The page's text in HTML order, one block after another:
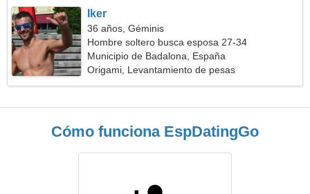
Iker
36 años, Géminis
Hombre soltero busca esposa 27-34
Municipio de Badalona, España
Origami, Levantamiento de pesas
Cómo funciona EspDatingGo